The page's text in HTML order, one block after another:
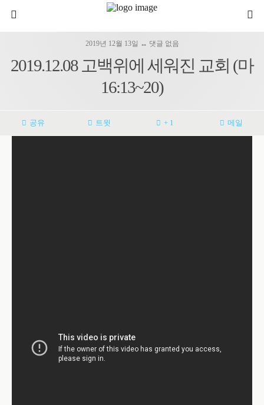
2019년 12월 13일 ↔ 댓글 없음
2019.12.08 고백위에 세워진 교회 (마
16:13~20)
공유 트윗 + 1 메일